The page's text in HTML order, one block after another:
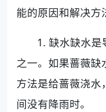
能的原因和解决方
1. 缺水缺水是
之一。如果蔷薇缺
方法是给蔷薇浇水
间没有降雨时。